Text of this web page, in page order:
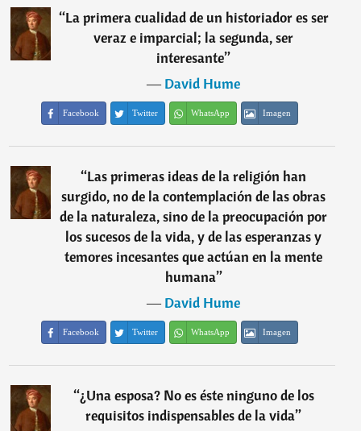
“La primera cualidad de un historiador es ser
veraz e imparcial; la segunda, ser
interesante”
―David Hume
Facebook Twitter WhatsApp Imagen
“Las primeras ideas de la religión han
surgido, no de la contemplación de las obras
de la naturaleza, sino de la preocupación por
los sucesos de la vida, y de las esperanzas y
temores incesantes que actúan en la mente
humana”
―David Hume
Facebook Twitter WhatsApp Imagen
“¿Una esposa? No es éste ninguno de los
requisitos indispensables de la vida”